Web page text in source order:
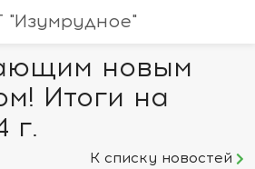
"Изумрудное"
новым
Итоги на
г.
К списку новостей